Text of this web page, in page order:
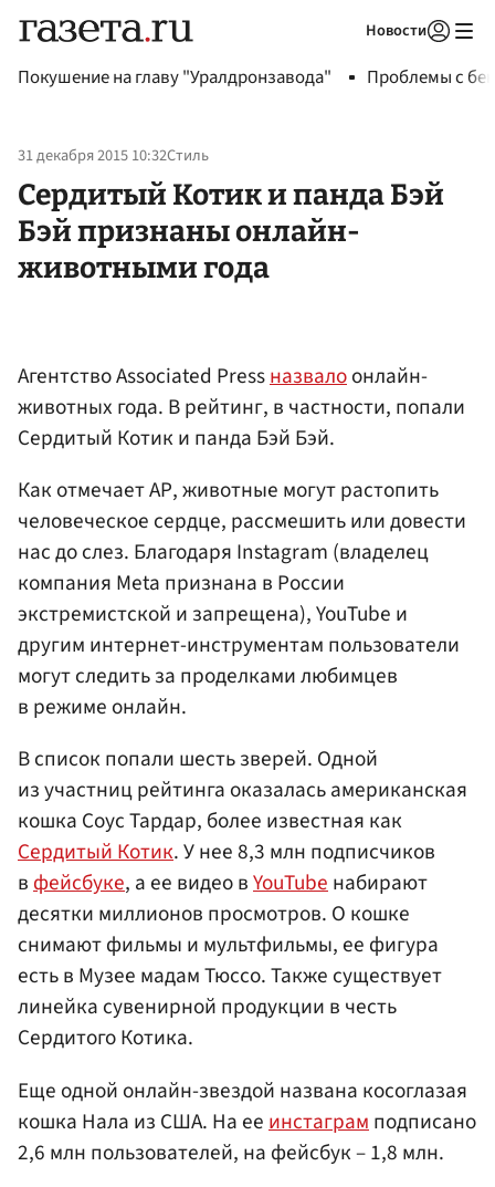
Новости
Покушение на главу "Уралдронзавода" Проблемы с
31 декабря 2015 10:32Стиль
Сердитый Котик и панда Бэй
Бэй признаны онлайн-
животными года
Агентство Associated Pressназвалоонлайн-
животных года. В рейтинг, в частности, попали
Сердитый Котик и панда Бэй Бэй.
Как отмечает АР, животные могут растопить
человеческое сердце, рассмешить или довести
нас до слез. Благодаря Instagram (владелец
компания Meta признана в России
экстремистской и запрещена), YouTube и
другим интернет-инструментам пользователи
могут следить за проделками любимцев
в режиме онлайн.
В список попали шесть зверей. Одной
из участниц рейтинга оказалась американская
кошка Соус Тардар, более известная как
Сердитый Котик. У нее 8,3 млн подписчиков
вфейсбуке, а ее видео вYouTubeнабирают
десятки миллионов просмотров. О кошке
снимают фильмы и мультфильмы, ее фигура
есть в Музее мадам Тюссо. Также существует
линейка сувенирной продукции в честь
Сердитого Котика.
Еще одной онлайн-звездой названа косоглазая
кошка Нала из США. На ее инстаграм подписано
2,6 млн пользователей, на фейсбук – 1,8 млн.